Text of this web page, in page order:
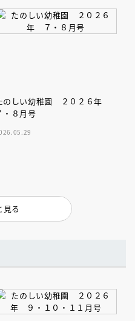
のしい幼稚園 ２０２６年
・８月号
見る